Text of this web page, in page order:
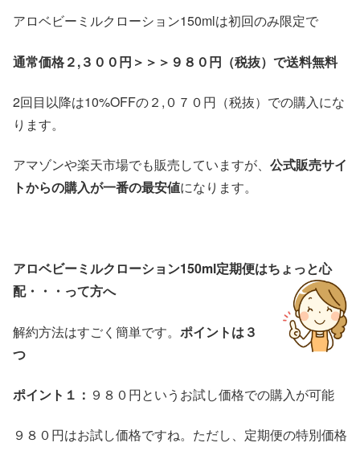
アロベビーミルクローション150mlは初回のみ限定で
通常価格２,３００円＞＞＞９８０円（税抜）で送料無料
2回目以降は10%OFFの２,０７０円（税抜）での購入にな
ります。
アマゾンや楽天市場でも販売していますが、 公式販売サイ
トからの購入が一番の最安値になります。
アロベビーミルクローション150ml定期便はちょっと心
配・・・って方へ
解約方法はすごく簡単です。 ポイントは３
つ
ポイント１： ９８０円というお試し価格での購入が可能
９８０円はお試し価格ですね。ただし、定期便の特別価格